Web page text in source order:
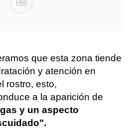
Ad
que esta zona tiende
y atención en
rostro, esto,
a la aparición de
y un aspecto